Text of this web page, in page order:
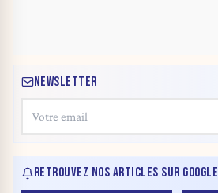
NEWSLETTER
RETROUVEZ NOS ARTICLES SUR GOOGLE